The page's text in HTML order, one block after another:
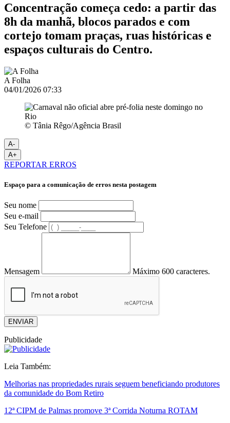
Concentração começa cedo: a partir das
8h da manhã, blocos parados e com
cortejo tomam praças, ruas históricas e
espaços culturais do Centro.
A Folha
04/01/2026 07:33
© Tânia Rêgo/Agência Brasil
A-
A+
REPORTAR ERROS
Espaço para a comunicação de erros nesta postagem
Seu nome
Seu e-mail
Seu Telefone
Mensagem Máximo 600 caracteres.
ENVIAR
Publicidade
Leia Também:
Melhorias nas propriedades rurais seguem beneficiando produtores
da comunidade do Bom Retiro
12ª CIPM de Palmas promove 3ª Corrida Noturna ROTAM